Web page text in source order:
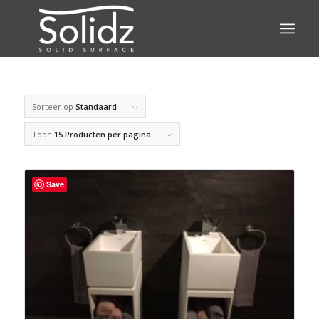
Sorteer op Standaard
Toon 15 Producten per pagina
Save